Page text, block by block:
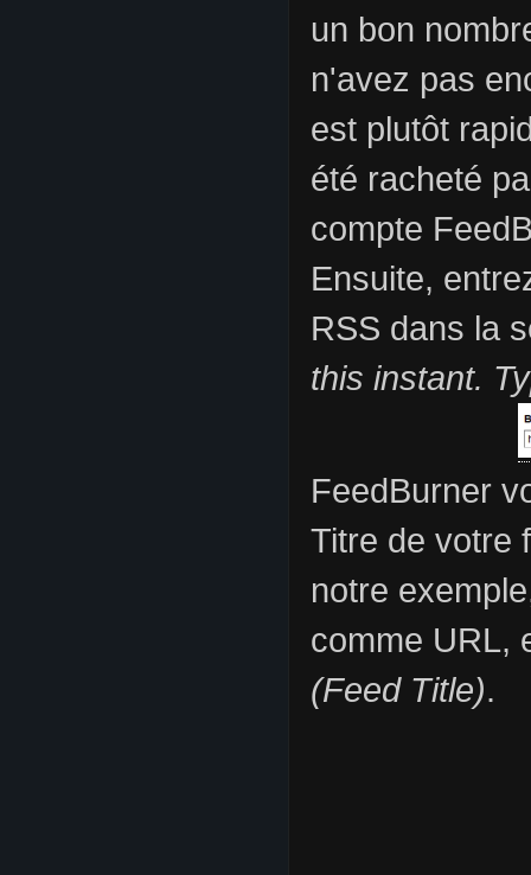
un bon
n'avez pas
est plutôt
été racheté
compte
Ensuite,
RSS dans la
this instant.
FeedBurner
Titre de votre
notre
comme URL,
(Feed Title).